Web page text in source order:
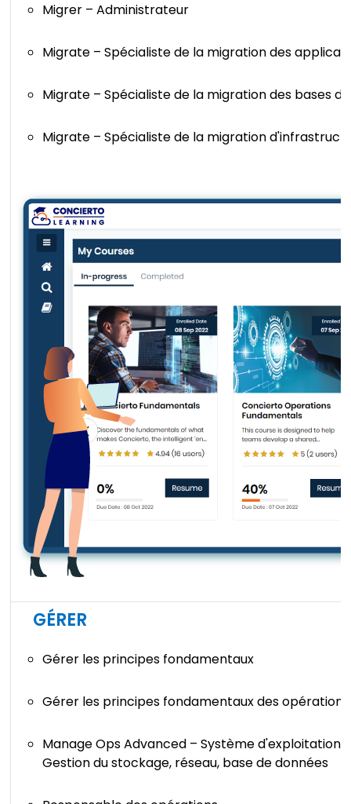
Migrer – Administrateur
Migrate – Spécialiste de la migration des
Migrate – Spécialiste de la migration des bases
Migrate – Spécialiste de la migration
GÉRER
Gérer les principes fondamentaux
Gérer les principes fondamentaux des opérations
Manage Ops Advanced – Système d'exploitation,
Gestion du stockage, réseau, base de données